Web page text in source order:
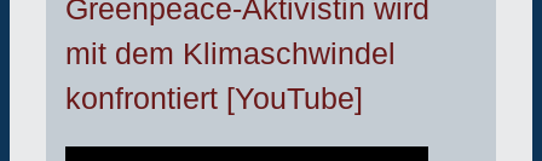
Greenpeace-Aktivistin wird
mit dem Klimaschwindel
konfrontiert [YouTube]